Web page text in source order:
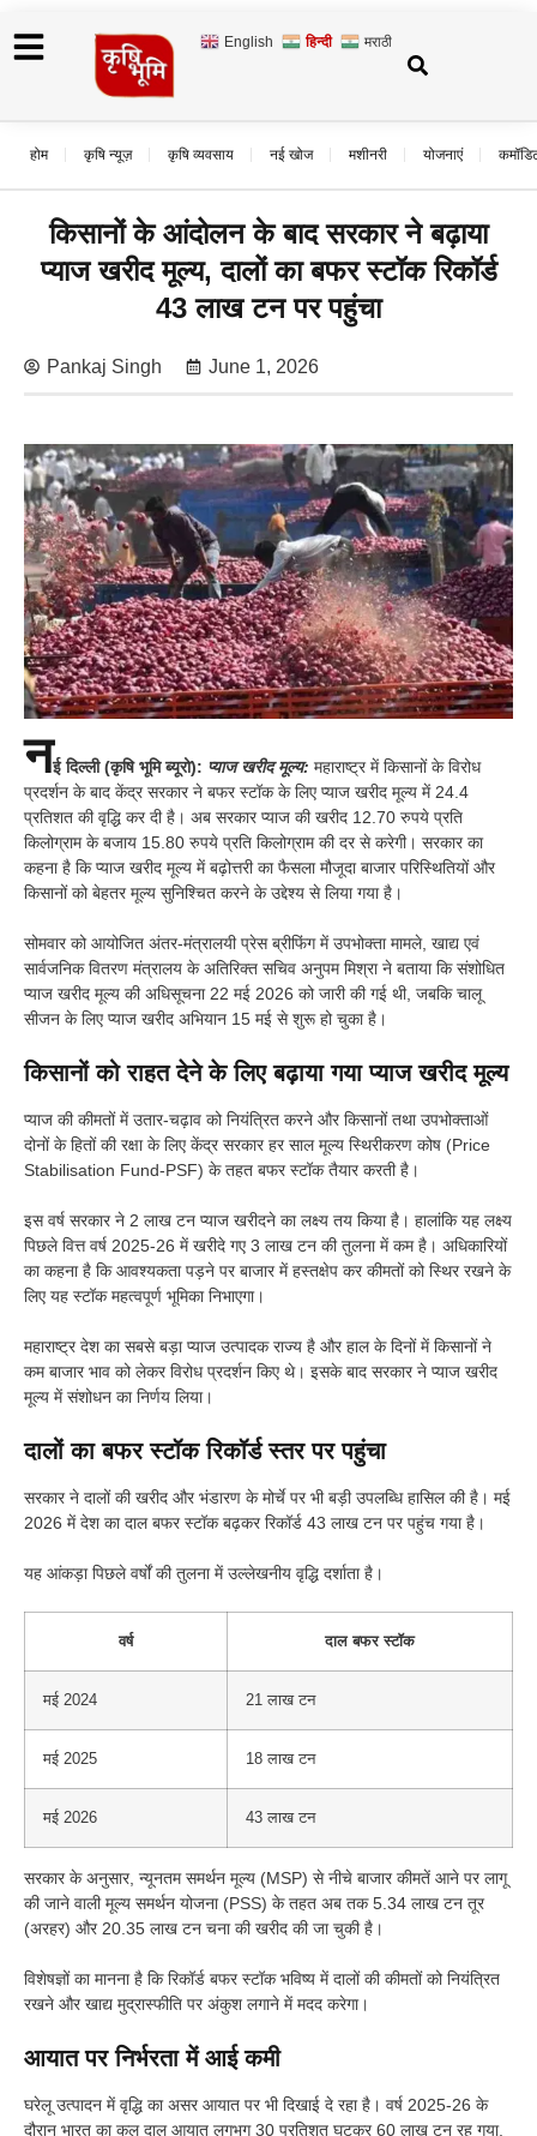
English हिन्दी मराठी
होम कृषि न्यूज़ कृषि व्यवसाय नई खोज मशीनरी योजनाएं
किसानों के आंदोलन के बाद सरकार ने बढ़ाया
प्याज खरीद मूल्य, दालों का बफर स्टॉक रिकॉर्ड
43 लाख टन पर पहुंचा
Pankaj Singh June 1, 2026
नई दिल्ली (कृषि भूमि ब्यूरो): प्याज खरीद मूल्य: महाराष्ट्र में किसानों के विरोध
प्रदर्शन के बाद केंद्र सरकार ने बफर स्टॉक के लिए प्याज खरीद मूल्य में 24.4
प्रतिशत की वृद्धि कर दी है। अब सरकार प्याज की खरीद 12.70 रुपये प्रति
किलोग्राम के बजाय 15.80 रुपये प्रति किलोग्राम की दर से करेगी। सरकार का
कहना है कि प्याज खरीद मूल्य में बढ़ोत्तरी का फैसला मौजूदा बाजार परिस्थितियों और
किसानों को बेहतर मूल्य सुनिश्चित करने के उद्देश्य से लिया गया है।
सोमवार को आयोजित अंतर-मंत्रालयी प्रेस ब्रीफिंग में उपभोक्ता मामले, खाद्य एवं
सार्वजनिक वितरण मंत्रालय के अतिरिक्त सचिव अनुपम मिश्रा ने बताया कि संशोधित
प्याज खरीद मूल्य की अधिसूचना 22 मई 2026 को जारी की गई थी, जबकि चालू
सीजन के लिए प्याज खरीद अभियान 15 मई से शुरू हो चुका है।
किसानों को राहत देने के लिए बढ़ाया गया प्याज खरीद मूल्य
प्याज की कीमतों में उतार-चढ़ाव को नियंत्रित करने और किसानों तथा उपभोक्ताओं
दोनों के हितों की रक्षा के लिए केंद्र सरकार हर साल मूल्य स्थिरीकरण कोष (Price
Stabilisation Fund-PSF) के तहत बफर स्टॉक तैयार करती है।
इस वर्ष सरकार ने 2 लाख टन प्याज खरीदने का लक्ष्य तय किया है। हालांकि यह लक्ष्य
पिछले वित्त वर्ष 2025-26 में खरीदे गए 3 लाख टन की तुलना में कम है। अधिकारियों
का कहना है कि आवश्यकता पड़ने पर बाजार में हस्तक्षेप कर कीमतों को स्थिर रखने के
लिए यह स्टॉक महत्वपूर्ण भूमिका निभाएगा।
महाराष्ट्र देश का सबसे बड़ा प्याज उत्पादक राज्य है और हाल के दिनों में किसानों ने
कम बाजार भाव को लेकर विरोध प्रदर्शन किए थे। इसके बाद सरकार ने प्याज खरीद
मूल्य में संशोधन का निर्णय लिया।
दालों का बफर स्टॉक रिकॉर्ड स्तर पर पहुंचा
सरकार ने दालों की खरीद और भंडारण के मोर्चे पर भी बड़ी उपलब्धि हासिल की है। मई
2026 में देश का दाल बफर स्टॉक बढ़कर रिकॉर्ड 43 लाख टन पर पहुंच गया है।
यह आंकड़ा पिछले वर्षों की तुलना में उल्लेखनीय वृद्धि दर्शाता है।
वर्ष दाल बफर स्टॉक
मई 2024 21 लाख टन
मई 2025 18 लाख टन
मई 2026 43 लाख टन
सरकार के अनुसार, न्यूनतम समर्थन मूल्य (MSP) से नीचे बाजार कीमतें आने पर लागू
की जाने वाली मूल्य समर्थन योजना (PSS) के तहत अब तक 5.34 लाख टन तूर
(अरहर) और 20.35 लाख टन चना की खरीद की जा चुकी है।
विशेषज्ञों का मानना है कि रिकॉर्ड बफर स्टॉक भविष्य में दालों की कीमतों को नियंत्रित
रखने और खाद्य मुद्रास्फीति पर अंकुश लगाने में मदद करेगा।
आयात पर निर्भरता में आई कमी
घरेलू उत्पादन में वृद्धि का असर आयात पर भी दिखाई दे रहा है। वर्ष 2025-26 के
दौरान भारत का कुल दाल आयात लगभग 30 प्रतिशत घटकर 60 लाख टन रह गया,